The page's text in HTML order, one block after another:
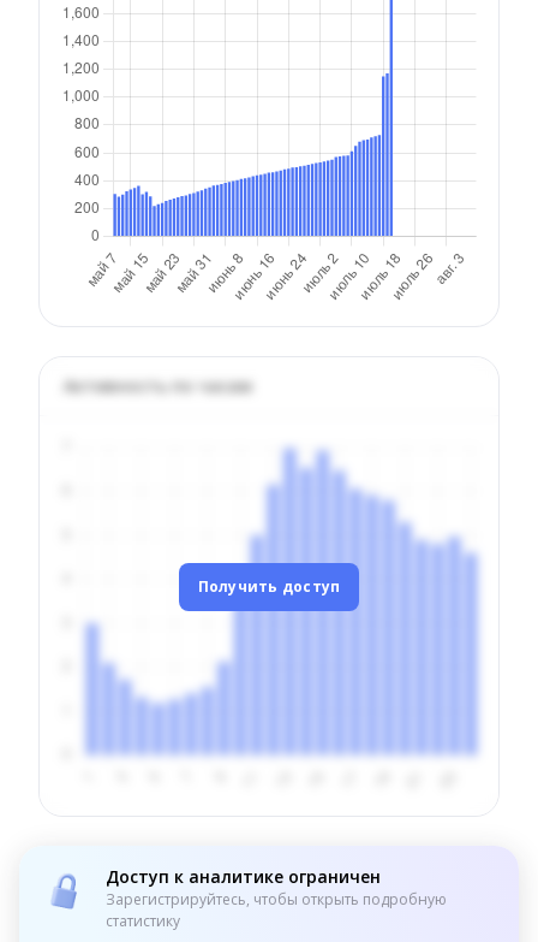
Активность по часам
Получить доступ
Доступ к аналитике ограничен
Зарегистрируйтесь, чтобы открыть подробную
статистику